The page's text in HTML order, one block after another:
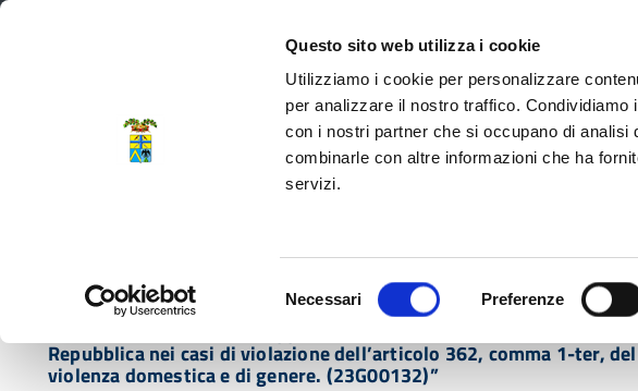
Questo sito web utilizza i cookie
Utilizziamo i cookie per personalizzare
per analizzare il nostro traffico.
con i nostri partner che si occupano di analisi
combinarle con altre informazioni che ha
servizi.
Necessari Preferenze
Provincia di Modena
Repubblica nei casi di violazione dell’articolo 362, comma 1-ter,
violenza domestica e di genere. (23G00132)”